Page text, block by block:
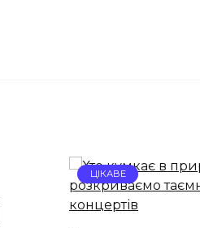
ЦІКАВЕ